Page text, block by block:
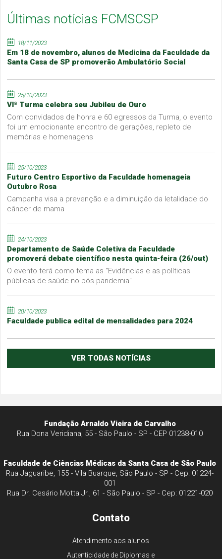
Últimas notícias FCMSCSP
18/11/2023
Em 18 de novembro, alunos de Medicina da Faculdade da
Santa Casa de SP promoverão Ambulatório Social
25/10/2023
VIª Turma celebra seu Jubileu de Ouro
Com convidados de honra e 60 egressos da Turma, o evento
foi um emocionante encontro de gerações, repleto de
memórias e homenagens
25/10/2023
Futuro Centro Esportivo da Faculdade homenageia
Outubro Rosa
Campanha visa a prevenção e a diminuição da letalidade do
câncer de mama
24/10/2023
Departamento de Saúde Coletiva da Faculdade
promoverá debate científico nesta quinta-feira (26/out)
O evento terá como tema as "Evidências e as políticas
públicas de saúde no pós-pandemia"
20/10/2023
Faculdade publica edital de mensalidades para 2024
VER TODAS NOTÍCIAS
Fundação Arnaldo Vieira de Carvalho
Rua Dona Veridiana, 55 - São Paulo - SP - CEP 01238-010
Faculdade de Ciências Médicas da Santa Casa de São Paulo
Rua Jaguaribe, 155 - Vila Buarque, São Paulo - SP - Cep: 01224-
001
Rua Dr. Cesário Motta Jr., 61 - São Paulo - SP - Cep: 01221-020
Contato
Atendimento aos alunos
Autenticidade de Diplomas e